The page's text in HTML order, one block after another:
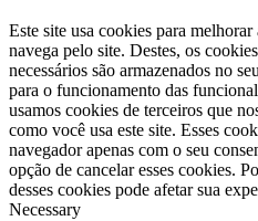
Este site usa cookies para
navega pelo site. Destes, os
necessários são armazenados no
para o funcionamento das
usamos cookies de terceiros que
como você usa este site. Esses
navegador apenas com o seu
opção de cancelar esses cookies.
desses cookies pode afetar sua
Necessary